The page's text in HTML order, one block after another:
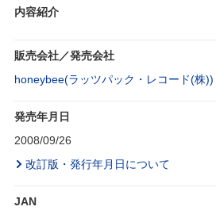
内容紹介
販売会社／発売会社
honeybee(ラッツパック・レコード(株))
発売年月日
2008/09/26
改訂版・発行年月日について
JAN